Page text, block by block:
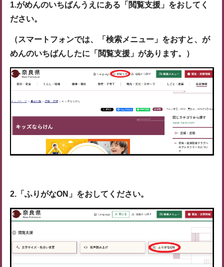
1.がめんのいちばんうえにある「閲覧支援」をおしてく
ださい。
（スマートフォンでは、「検索メニュー」をおすと、が
めんのいちばんしたに「閲覧支援」があります。）
2.「ふりがなON」をおしてください。